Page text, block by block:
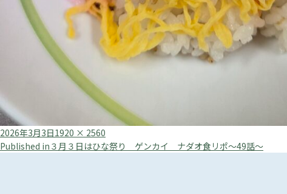
Posted
on
2026年3月3日Full
size
1920 × 2560
投
Published in ３月３日はひな祭り ゲンカイ ナダオ食リポ～49話～